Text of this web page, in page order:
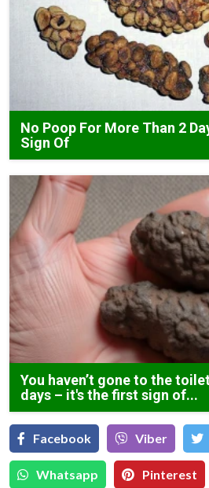
No Poop For More Than 2
Sign Of
You haven’t gone to the
days – it's the first sign of...
Facebook Viber
Whatsapp Pinterest